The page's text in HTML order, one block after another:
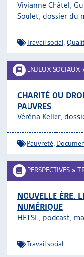
Vivianne Châtel,
Soulet, dossier du
Travail social
ENJEUX SOCIAUX
CHARITÉ OU
PAUVRES
Véréna Keller,
Pauvreté
PERSPECTIVES »
NOUVELLE ÈRE.
NUMÉRIQUE
HETSL, podcast,
Travail social